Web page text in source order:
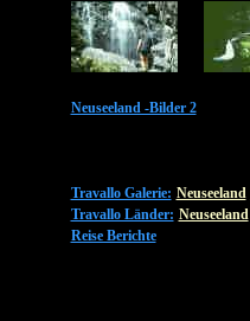
Neuseeland -Bilder 2
Travallo Galerie: Neuseeland
Travallo Länder: Neuseeland
Reise Berichte